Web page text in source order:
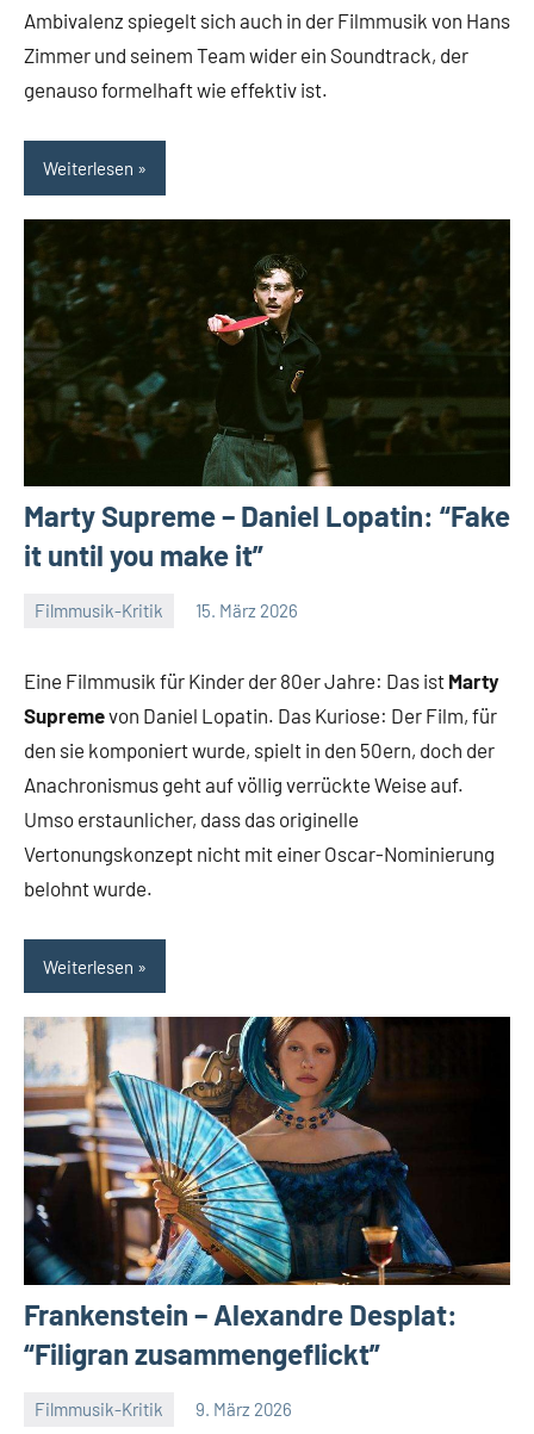
Ambivalenz spiegelt sich auch in der Filmmusik von Hans
Zimmer und seinem Team wider ein Soundtrack, der
genauso formelhaft wie effektiv ist.
Weiterlesen
Marty Supreme – Daniel Lopatin: “Fake
it until you make it”
Filmmusik-Kritik 15. März 2026
Eine Filmmusik für Kinder der 80er Jahre: Das ist Marty
Supremevon Daniel Lopatin. Das Kuriose: Der Film, für
den sie komponiert wurde, spielt in den 50ern, doch der
Anachronismus geht auf völlig verrückte Weise auf.
Umso erstaunlicher, dass das originelle
Vertonungskonzept nicht mit einer Oscar-Nominierung
belohnt wurde.
Weiterlesen
Frankenstein – Alexandre Desplat:
“Filigran zusammengeflickt”
Filmmusik-Kritik 9. März 2026